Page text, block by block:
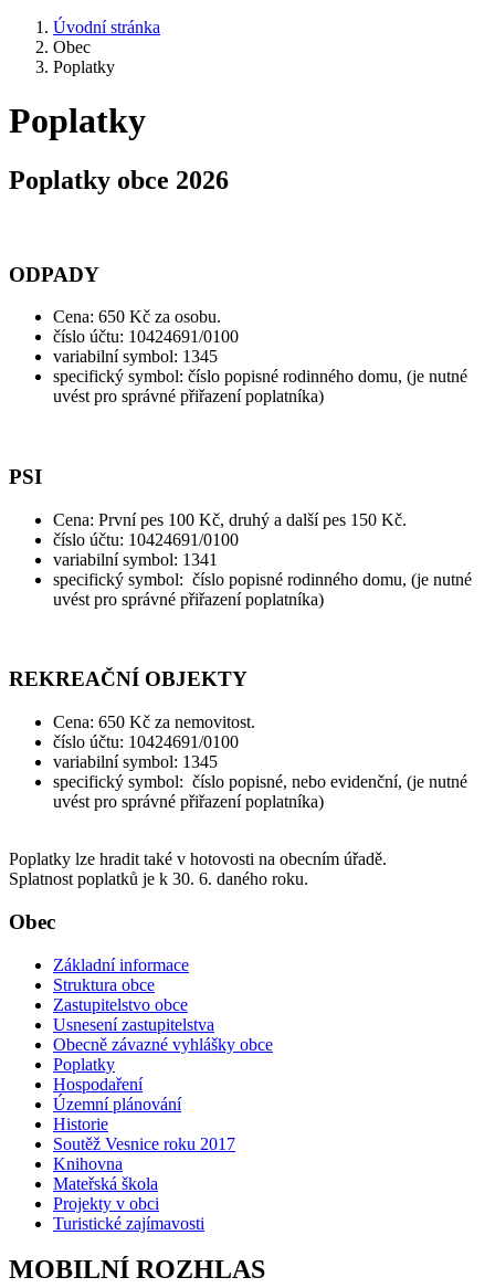
Úvodní stránka
Obec
Poplatky
Poplatky
Poplatky obce 2026
ODPADY
Cena: 650 Kč za osobu.
číslo účtu: 10424691/0100
variabilní symbol: 1345
specifický symbol: číslo popisné rodinného domu, (je nutné
uvést pro správné přiřazení poplatníka)
PSI
Cena: První pes 100 Kč, druhý a další pes 150 Kč.
číslo účtu: 10424691/0100
variabilní symbol: 1341
specifický symbol: číslo popisné rodinného domu, (je nutné
uvést pro správné přiřazení poplatníka)
REKREAČNÍ OBJEKTY
Cena: 650 Kč za nemovitost.
číslo účtu: 10424691/0100
variabilní symbol: 1345
specifický symbol: číslo popisné, nebo evidenční, (je nutné
uvést pro správné přiřazení poplatníka)
Poplatky lze hradit také v hotovosti na obecním úřadě.
Splatnost poplatků je k 30. 6. daného roku.
Obec
Základní informace
Struktura obce
Zastupitelstvo obce
Usnesení zastupitelstva
Obecně závazné vyhlášky obce
Poplatky
Hospodaření
Územní plánování
Historie
Soutěž Vesnice roku 2017
Knihovna
Mateřská škola
Projekty v obci
Turistické zajímavosti
MOBILNÍ ROZHLAS